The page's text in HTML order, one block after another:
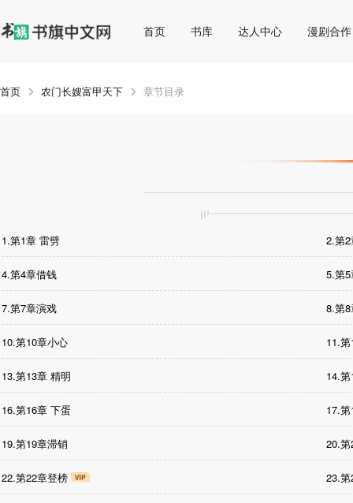
首页 书库 达人中心 漫剧合作
首页 农门长嫂富甲天下 章节目录
1.第1章 雷劈 2.第
4.第4章借钱 5.第
7.第7章演戏 8.第
10.第10章小心 11.
13.第13章 精明 14.
16.第16章 下蛋 17.
19.第19章滞销 20.
22.第22章登榜 23.